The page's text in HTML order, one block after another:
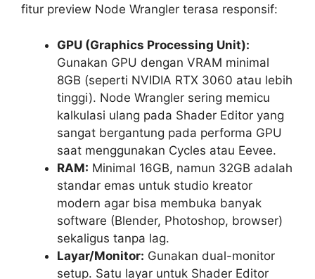
fitur preview Node Wrangler terasa responsif:
GPU (Graphics Processing Unit):
Gunakan GPU dengan VRAM minimal
8GB (seperti NVIDIA RTX 3060 atau lebih
tinggi). Node Wrangler sering memicu
kalkulasi ulang pada Shader Editor yang
sangat bergantung pada performa GPU
saat menggunakan Cycles atau Eevee.
RAM: Minimal 16GB, namun 32GB adalah
standar emas untuk studio kreator
modern agar bisa membuka banyak
software (Blender, Photoshop, browser)
sekaligus tanpa lag.
Layar/Monitor: Gunakan dual-monitor
setup. Satu layar untuk Shader Editor